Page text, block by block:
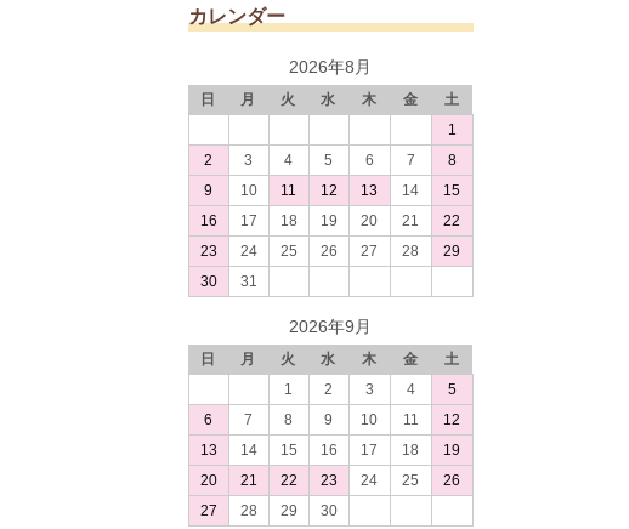
カレンダー
2026年8月
日 月 火 水 木 金
土
1
2
3 4 5 6 7
8
9
10 11 12 13 14
15
16
17 18 19 20 21
22
23
24 25 26 27 28
29
30
31
2026年9月
日 月 火 水 木 金
土
1
2 3 4
5
6
7 8 9 10 11
12
13
14 15 16 17 18
19
20
21 22 23 24 25
26
27
28 29 30